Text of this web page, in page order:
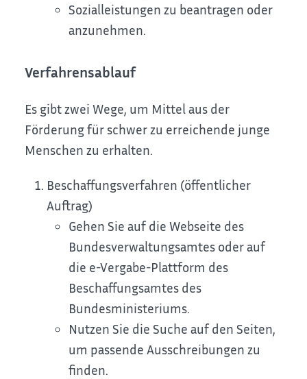
Sozialleistungen zu beantragen oder
anzunehmen.
Verfahrensablauf
Es gibt zwei Wege, um Mittel aus der
Förderung für schwer zu erreichende junge
Menschen zu erhalten.
Beschaffungsverfahren (öffentlicher
Auftrag)
Gehen Sie auf die Webseite des
Bundesverwaltungsamtes oder auf
die e-Vergabe-Plattform des
Beschaffungsamtes des
Bundesministeriums.
Nutzen Sie die Suche auf den Seiten,
um passende Ausschreibungen zu
finden.